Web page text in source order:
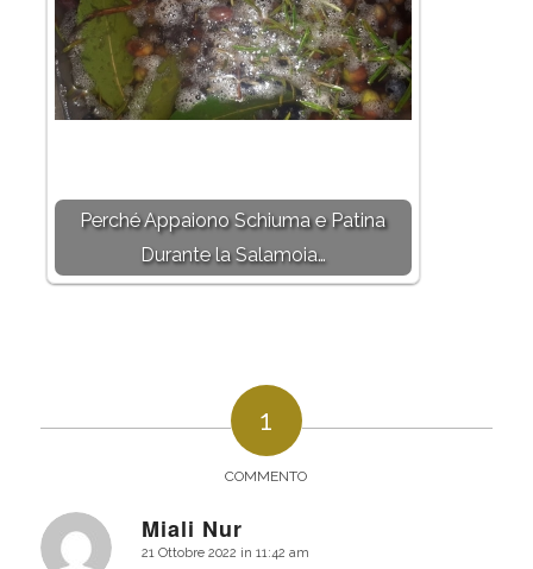
Perché Appaiono Schiuma e Patina
Durante la Salamoia…
1
COMMENTO
Miali Nur
dice:
21 Ottobre 2022 in 11:42 am